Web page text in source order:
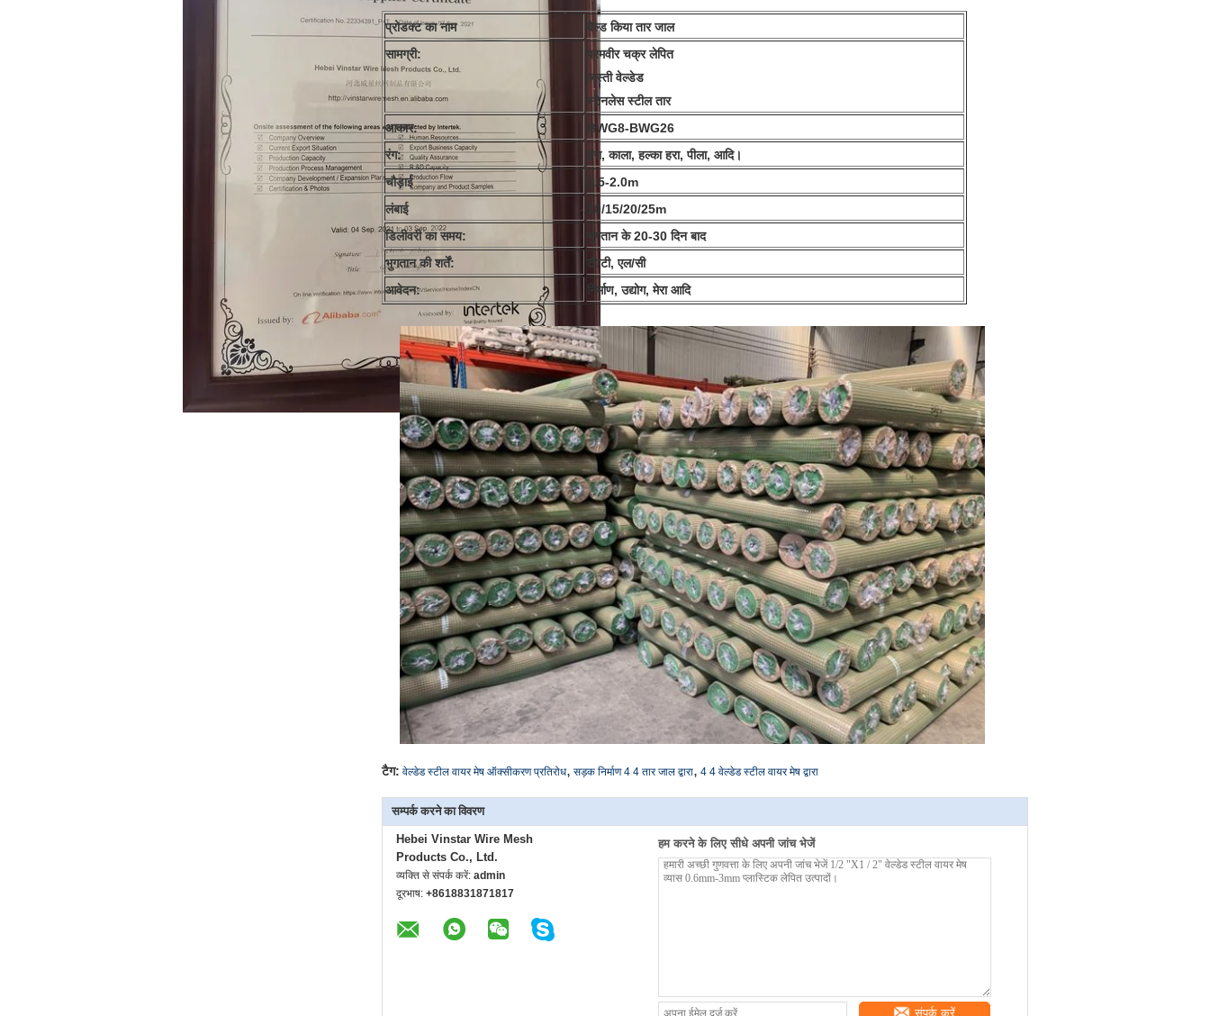
प्रोडक्ट का नाम
वेल्ड किया तार जाल
सामग्री:
परमवीर चक्र लेपित
जस्ती वेल्डेड
स्टेनलेस स्टील तार
आकार:
BWG8-BWG26
रंग:
हरा, काला, हल्का हरा, पीला, आदि।
चौड़ाई
0.5-2.0m
लंबाई
10/15/20/25m
डिलीवरी का समय:
भुगतान के 20-30 दिन बाद
भुगतान की शर्तें:
टी/टी, एल/सी
आवेदन:
निर्माण, उद्योग, मेरा आदि
टैग: वेल्डेड स्टील वायर मेष ऑक्सीकरण प्रतिरोध, सड़क निर्माण 4 4 तार जाल द्वारा, 4 4 वेल्डेड स्टील वायर मेष द्वारा
सम्पर्क करने का विवरण
Hebei Vinstar Wire Mesh
Products Co., Ltd.
व्यक्ति से संपर्क करें: admin
दूरभाष: +8618831871817
हम करने के लिए सीधे अपनी जांच भेजें
संपर्क करें